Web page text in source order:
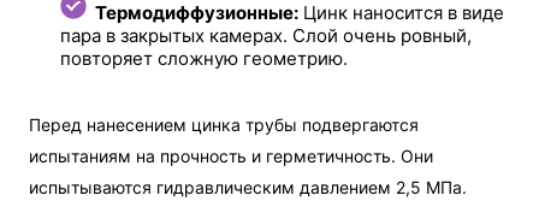
Термодиффузионные: Цинк наносится в виде
пара в закрытых камерах. Слой очень ровный,
повторяет сложную геометрию.
Перед нанесением цинка трубы подвергаются
испытаниям на прочность и герметичность. Они
испытываются гидравлическим давлением 2,5 МПа.